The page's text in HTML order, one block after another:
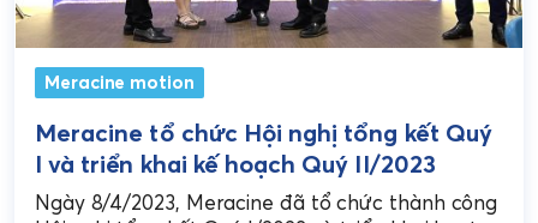
Meracine motion
Meracine tổ chức Hội nghị tổng kết Quý
I và triển khai kế hoạch Quý II/2023
Ngày 8/4/2023, Meracine đã tổ chức thành công